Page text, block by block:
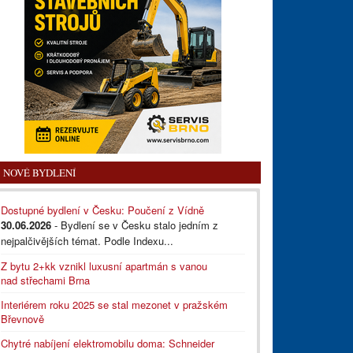
NOVÉ BYDLENÍ
Dostupné bydlení v Česku: Poučení z Vídně
30.06.2026 - Bydlení se v Česku stalo jedním z
nejpalčivějších témat. Podle Indexu...
Z bytu 2+kk vznikl luxusní apartmán s vanou
nad střechami Brna
Interiérem roku 2025 se stal mezonet v pražském
Břevnově
Chytré nabíjení elektromobilu doma: Schneider